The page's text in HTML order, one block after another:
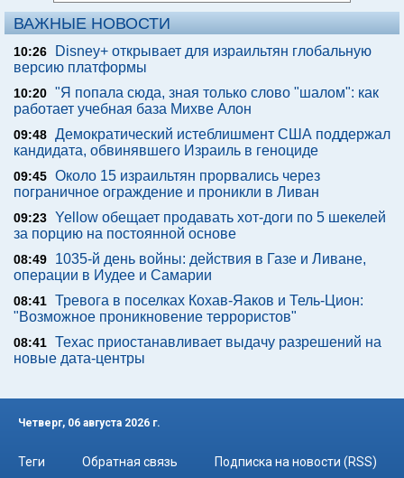
ВАЖНЫЕ НОВОСТИ
10:26
Disney+ открывает для израильтян глобальную
версию платформы
10:20 "Я попала сюда, зная только слово "шалом": как
работает учебная база Михве Алон
09:48 Демократический истеблишмент США поддержал
кандидата, обвинявшего Израиль в геноциде
09:45 Около 15 израильтян прорвались через
пограничное ограждение и проникли в Ливан
09:23 Yellow обещает продавать хот-доги по 5 шекелей
за порцию на постоянной основе
08:49
1035-й день войны: действия в Газе и Ливане,
операции в Иудее и Самарии
08:41 Тревога в поселках Кохав-Яаков и Тель-Цион:
"Возможное проникновение террористов"
08:41 Техас приостанавливает выдачу разрешений на
новые дата-центры
Четверг, 06 августа 2026 г.
Теги Обратная связь
Подписка на новости (RSS)